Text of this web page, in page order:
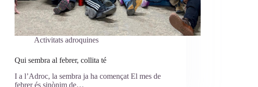
Activitats adroquines
Qui sembra al febrer, collita té
I a l’Adroc, la sembra ja ha començat El mes de
febrer és sinònim de…